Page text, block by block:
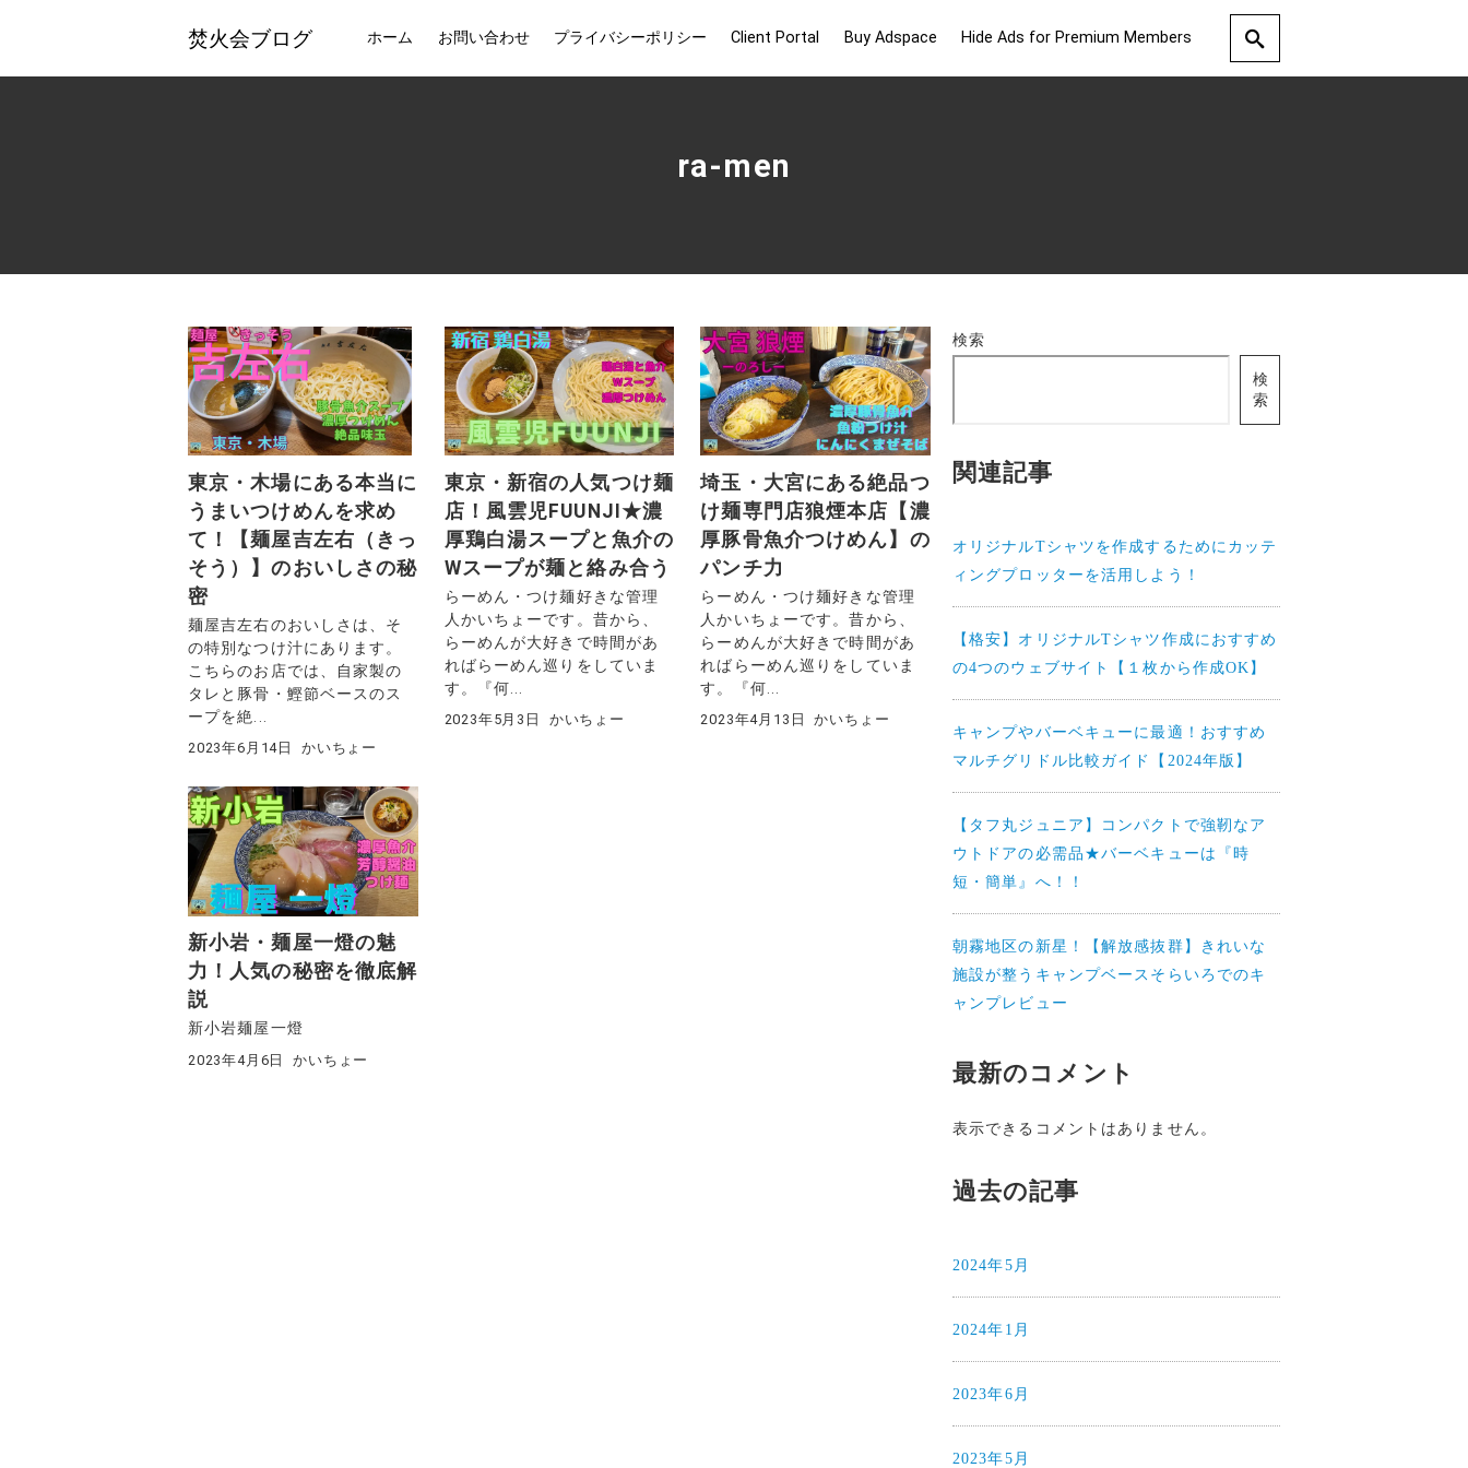
焚火会ブログ ホーム お問い合わせ プライバシーポリシー Client Portal Buy Adspace Hide Ads for Premium Members
ra-men
東京・木場にある本当に
うまいつけめんを求め
て！【麺屋吉左右（きっ
そう）】のおいしさの秘
密
麺屋吉左右のおいしさは、そ
の特別なつけ汁にあります。
こちらのお店では、自家製の
タレと豚骨・鰹節ベースのス
ープを絶...
2023年6月14日 かいちょー
東京・新宿の人気つけ麺
店！風雲児FUUNJI★濃
厚鶏白湯スープと魚介の
Wスープが麺と絡み合う
らーめん・つけ麺好きな管理
人かいちょーです。昔から、
らーめんが大好きで時間があ
ればらーめん巡りをしていま
す。『何...
2023年5月3日 かいちょー
埼玉・大宮にある絶品つ
け麺専門店狼煙本店【濃
厚豚骨魚介つけめん】の
パンチ力
らーめん・つけ麺好きな管理
人かいちょーです。昔から、
らーめんが大好きで時間があ
ればらーめん巡りをしていま
す。『何...
2023年4月13日 かいちょー
新小岩・麺屋一燈の魅
力！人気の秘密を徹底解
説
新小岩麺屋一燈
2023年4月6日 かいちょー
検索
検
索
関連記事
オリジナルTシャツを作成するためにカッテ
ィングプロッターを活用しよう！
【格安】オリジナルTシャツ作成におすすめ
の4つのウェブサイト【１枚から作成OK】
キャンプやバーベキューに最適！おすすめ
マルチグリドル比較ガイド【2024年版】
【タフ丸ジュニア】コンパクトで強靭なア
ウトドアの必需品★バーベキューは『時
短・簡単』へ！！
朝霧地区の新星！【解放感抜群】きれいな
施設が整うキャンプベースそらいろでのキ
ャンプレビュー
最新のコメント
表示できるコメントはありません。
過去の記事
2024年5月
2024年1月
2023年6月
2023年5月